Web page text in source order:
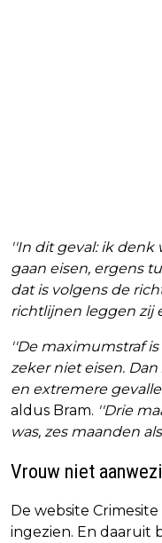
''In dit geval: ik denk
gaan eisen, ergens
dat is volgens de
richtlijnen leggen zij
''De maximumstraf
zeker niet eisen.
en extremere
aldus Bram. ''Drie
was, zes maanden
Vrouw niet
De website
ingezien. En daaruit